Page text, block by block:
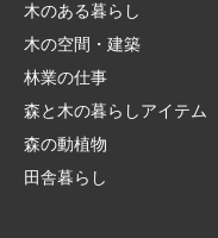
木のある暮らし
木の空間・建築
林業の仕事
森と木の暮らしアイテム
森の動植物
田舎暮らし